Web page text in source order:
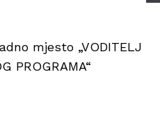
mjesto „VODITELJ
PROGRAMA“